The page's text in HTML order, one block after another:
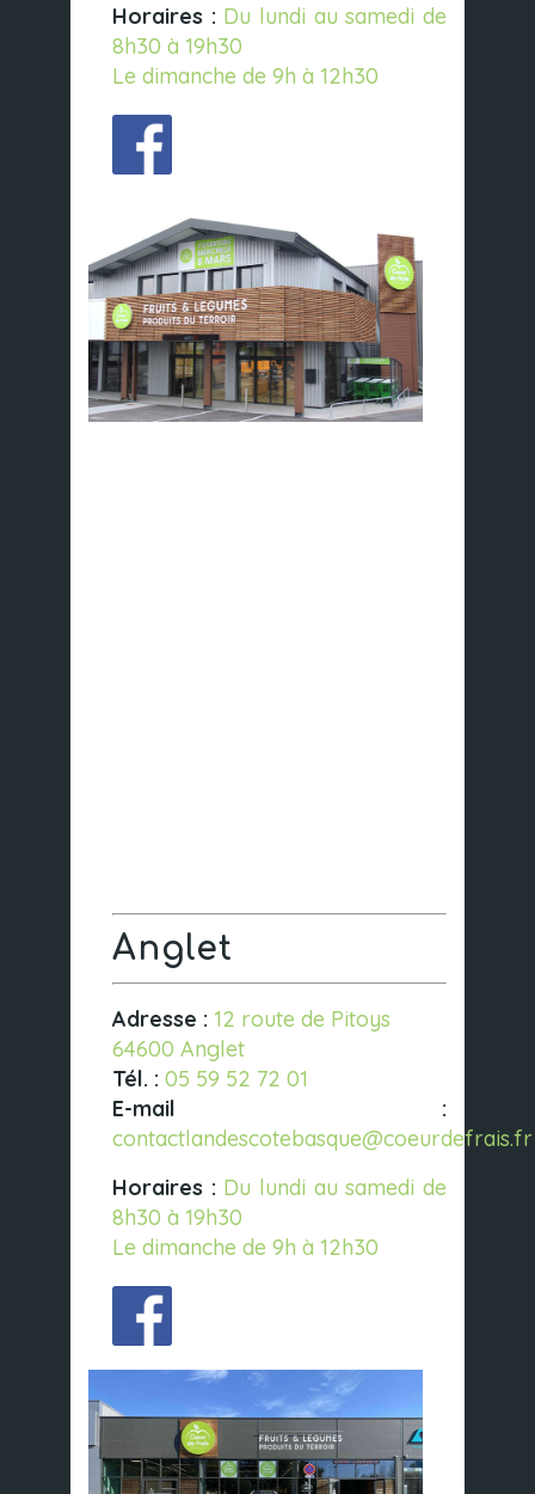
Horaires : Du lundi au samedi de
8h30 à 19h30
Le dimanche de 9h à 12h30
Anglet
Adresse : 12 route de Pitoys
64600 Anglet
Tél. : 05 59 52 72 01
E-mail :
contactlandescotebasque@coeurdefrais.fr
Horaires : Du lundi au samedi de
8h30 à 19h30
Le dimanche de 9h à 12h30